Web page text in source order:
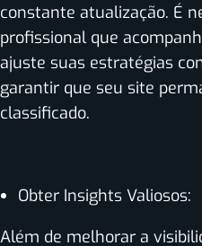
constante atualização. É
profissional que
ajuste suas estratégias
garantir que seu site
classificado.
Obter Insights Valiosos:
Além de melhorar a